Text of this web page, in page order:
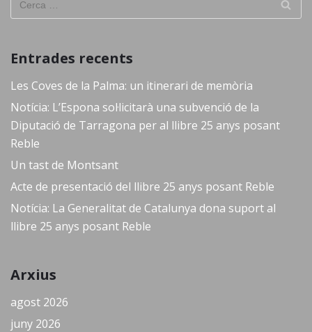
Entrades recents
Les Coves de la Palma: un itinerari de memòria
Notícia: L’Espona sol·licitarà una subvenció de la
Diputació de Tarragona per al llibre 25 anys posant
Reble
Un tast de Montsant
Acte de presentació del llibre 25 anys posant Reble
Notícia: La Generalitat de Catalunya dona suport al
llibre 25 anys posant Reble
Arxius
agost 2026
juny 2026